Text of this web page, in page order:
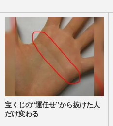
宝くじの“運任せ”から抜けた人
だけ変わる